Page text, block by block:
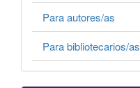
Para autores/as
Para bibliotecarios/as